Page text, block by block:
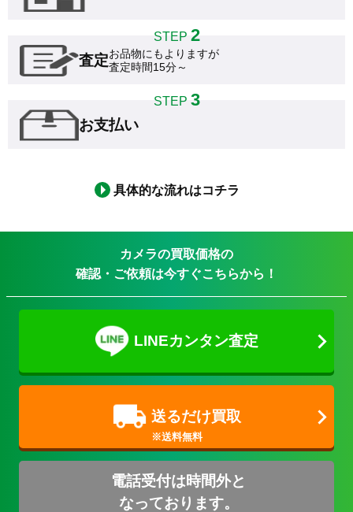
STEP 2
査定お品物にもよりますが
査定時間15分～
STEP 3
お支払い
具体的な流れはコチラ
カメラの買取価格の
確認・ご依頼は今すぐこちらから！
LINEカンタン査定
送るだけ買取
電話受付は時間外と
なっております。